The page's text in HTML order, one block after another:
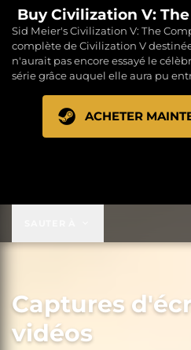
Buy Civilization V:
Sid Meier's Civilization V: The
complète de Civilization V
n'aurait pas encore essayé le
série grâce auquel elle aura pu
ACHETER
Captures
vidéos